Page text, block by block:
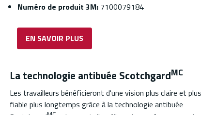
Numéro de produit 3M: 7100079184
EN SAVOIR PLUS
La technologie antibuée ScotchgardMC
Les travailleurs bénéficieront d'une vision plus claire et plus
fiable plus longtemps grâce à la technologie antibuée